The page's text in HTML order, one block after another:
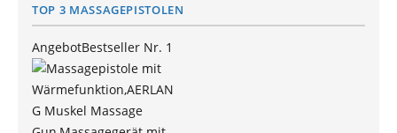
TOP 3 MASSAGEPISTOLEN
AngebotBestseller Nr. 1